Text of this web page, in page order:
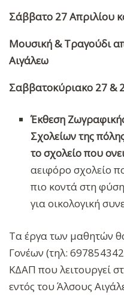
Σάββατο 27 Απριλίου
Μουσική & Τραγούδι
Αιγάλεω
Σαββατοκύριακο 27 &
Έκθεση
Σχολείων της
το σχολείο που
αειφόρο σχολείο
πιο κοντά στη
για οικολογική
Τα έργα των μαθητών
Γονέων (τηλ:
ΚΔΑΠ που λειτουργεί
εντός του Άλσους